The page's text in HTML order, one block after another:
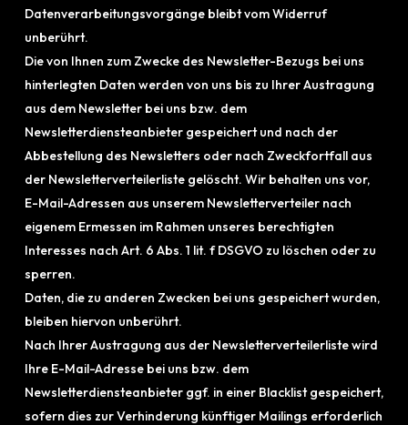
Datenverarbeitungsvorgänge bleibt vom Widerruf
unberührt.
Die von Ihnen zum Zwecke des Newsletter-Bezugs bei uns
hinterlegten Daten werden von uns bis zu Ihrer Austragung
aus dem Newsletter bei uns bzw. dem
Newsletterdiensteanbieter gespeichert und nach der
Abbestellung des Newsletters oder nach Zweckfortfall aus
der Newsletterverteilerliste gelöscht. Wir behalten uns vor,
E-Mail-Adressen aus unserem Newsletterverteiler nach
eigenem Ermessen im Rahmen unseres berechtigten
Interesses nach Art. 6 Abs. 1 lit. f DSGVO zu löschen oder zu
sperren.
Daten, die zu anderen Zwecken bei uns gespeichert wurden,
bleiben hiervon unberührt.
Nach Ihrer Austragung aus der Newsletterverteilerliste wird
Ihre E-Mail-Adresse bei uns bzw. dem
Newsletterdiensteanbieter ggf. in einer Blacklist gespeichert,
sofern dies zur Verhinderung künftiger Mailings erforderlich